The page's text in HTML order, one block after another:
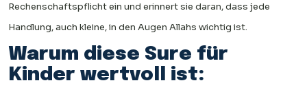
Rechenschaftspflicht ein und erinnert sie daran, dass jede
Handlung, auch kleine, in den Augen Allahs wichtig ist.
Warum diese Sure für
Kinder wertvoll ist: